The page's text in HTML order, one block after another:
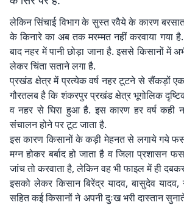
लेकिन सिंचाई विभाग के सुस्त रवैये के कारण
के किनारे का अब तक मरम्मत नहीं करवाया गया
बाद नहर में पानी छोड़ा जाना है. इससे किसानों
लेकर चिंता सताने लगा है.
प्रखंड क्षेत्र में प्रत्येक वर्ष नहर टूटने से सैंकड़ों
गौरतलब है कि शंकरपुर प्रखंड क्षेत्र भूगोलिक
व नहर से घिरा हुआ है. इस कारण हर वर्ष कही
संचालन होने पर टूट जाता है.
इस कारण किसानों के कड़ी मेहनत से लगाये गये
मग्न होकर बर्बाद हो जाता है व जिला प्रशासन
जांच तो करवाता है, लेकिन वह भी फाइल में ही
इसको लेकर किसान बिरेंद्र यादव, बासुदेव
सहित कई किसानों ने अपनी दुःख भरी दास्तान